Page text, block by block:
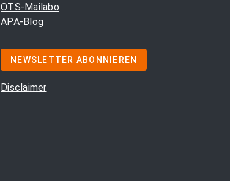
OTS-Mailabo
APA-Blog
NEWSLETTER ABONNIEREN
Disclaimer